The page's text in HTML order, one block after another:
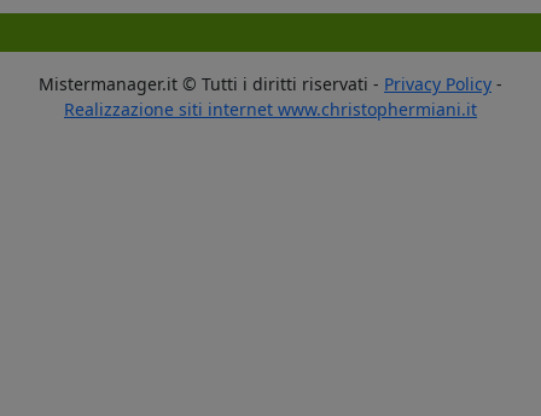
Mistermanager.it © Tutti i diritti riservati - Privacy Policy -
Realizzazione siti internet www.christophermiani.it